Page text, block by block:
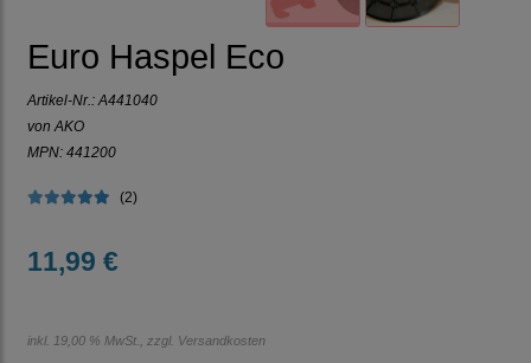
Euro Haspel Eco
Artikel-Nr.: A441040
von AKO
MPN: 441200
(2)
11,99 €
inkl. 19,00 % MwSt., zzgl. Versandkosten